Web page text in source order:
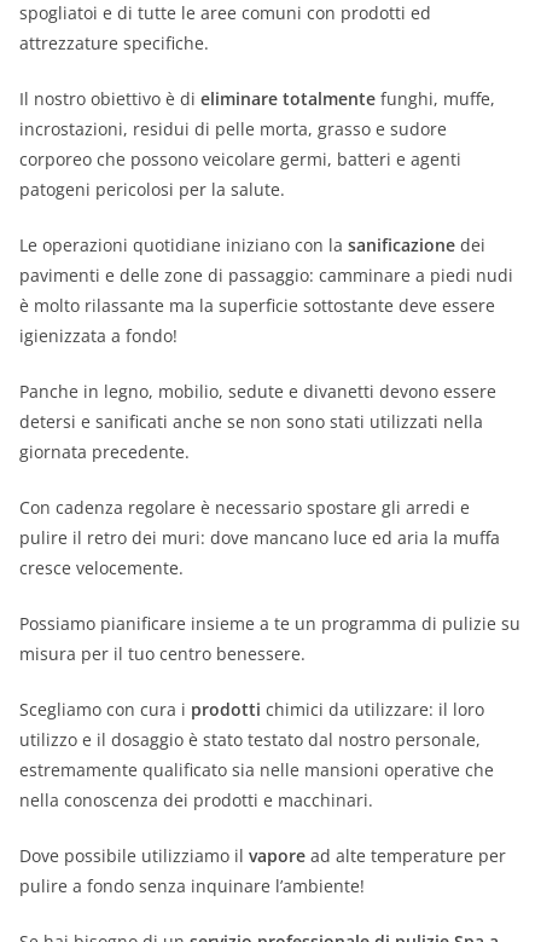
spogliatoi e di tutte le aree comuni con prodotti ed
attrezzature specifiche.
Il nostro obiettivo è di eliminare totalmente funghi, muffe,
incrostazioni, residui di pelle morta, grasso e sudore
corporeo che possono veicolare germi, batteri e agenti
patogeni pericolosi per la salute.
Le operazioni quotidiane iniziano con la sanificazione dei
pavimenti e delle zone di passaggio: camminare a piedi nudi
è molto rilassante ma la superficie sottostante deve essere
igienizzata a fondo!
Panche in legno, mobilio, sedute e divanetti devono essere
detersi e sanificati anche se non sono stati utilizzati nella
giornata precedente.
Con cadenza regolare è necessario spostare gli arredi e
pulire il retro dei muri: dove mancano luce ed aria la muffa
cresce velocemente.
Possiamo pianificare insieme a te un programma di pulizie su
misura per il tuo centro benessere.
Scegliamo con cura i prodotti chimici da utilizzare: il loro
utilizzo e il dosaggio è stato testato dal nostro personale,
estremamente qualificato sia nelle mansioni operative che
nella conoscenza dei prodotti e macchinari.
Dove possibile utilizziamo il vapore ad alte temperature per
pulire a fondo senza inquinare l’ambiente!